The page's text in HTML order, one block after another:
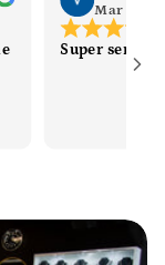
Mar 17,
Super